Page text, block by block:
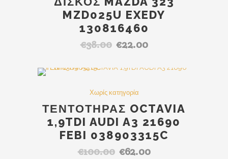
MZD025U EXEDY
130816460
€38.00 Original
was:
€22.00Η
τιμή
Χωρίς κατηγορία
ΤΕΝΤΟΤΗΡΑΣ OCTAVIA
1,9TDI AUDI A3 21690
FEBI 038903315C
€100.00 Original
€62.00Η